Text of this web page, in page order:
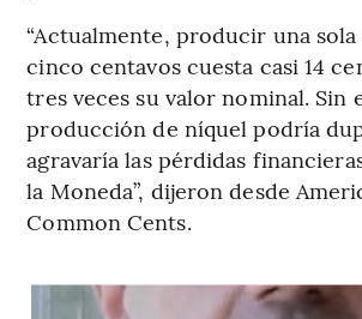
“Actualmente, producir una sola
cinco centavos cuesta casi 14
tres veces su valor nominal. Sin
producción de níquel podría
agravaría las pérdidas
la Moneda”, dijeron desde
Common Cents.